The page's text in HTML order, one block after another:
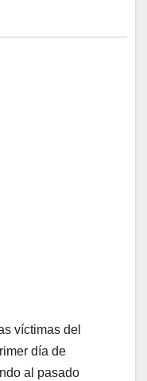
víctimas del
día de
al pasado